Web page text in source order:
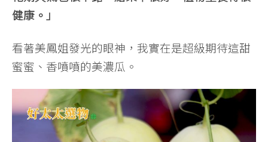
健康。」
看著美鳳姐發光的眼神，我實在是超級期待這甜
蜜蜜、香噴噴的美濃瓜。